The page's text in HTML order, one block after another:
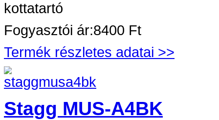
kottatartó
Fogyasztói ár:8400 Ft
Termék részletes adatai >>
Stagg MUS-A4BK